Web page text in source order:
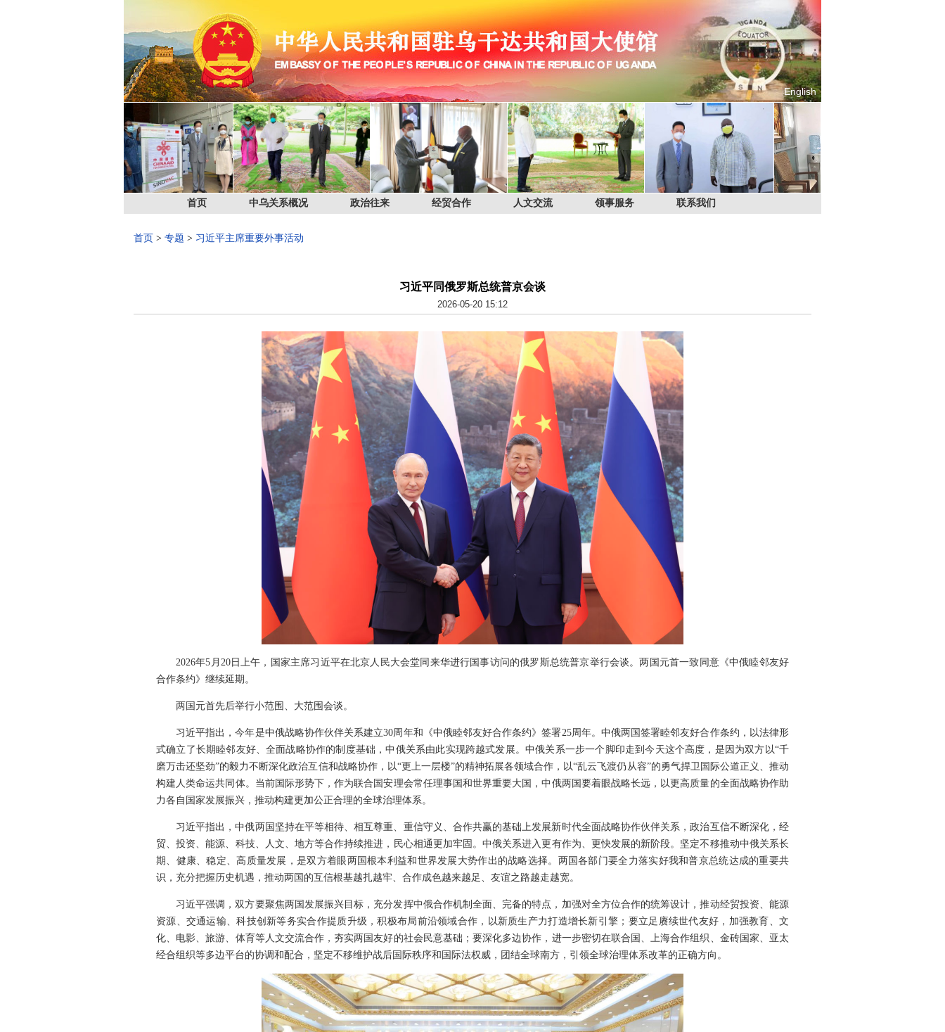
English
首页 中乌关系概况 政治往来 经贸合作 人文交流 领事服务 联系我们
首页 > 专题 > 习近平主席重要外事活动
习近平同俄罗斯总统普京会谈
2026-05-20 15:12
2026年5月20日上午，国家主席习近平在北京人民大会堂同来华进行国事访问的俄罗斯总统普京举行会谈。两国元首一致同意《中俄睦邻友好
合作条约》继续延期。
两国元首先后举行小范围、大范围会谈。
习近平指出，今年是中俄战略协作伙伴关系建立30周年和《中俄睦邻友好合作条约》签署25周年。中俄两国签署睦邻友好合作条约，以法律形
式确立了长期睦邻友好、全面战略协作的制度基础，中俄关系由此实现跨越式发展。中俄关系一步一个脚印走到今天这个高度，是因为双方以“千
磨万击还坚劲”的毅力不断深化政治互信和战略协作，以“更上一层楼”的精神拓展各领域合作，以“乱云飞渡仍从容”的勇气捍卫国际公道正义、推动
构建人类命运共同体。当前国际形势下，作为联合国安理会常任理事国和世界重要大国，中俄两国要着眼战略长远，以更高质量的全面战略协作助
力各自国家发展振兴，推动构建更加公正合理的全球治理体系。
习近平指出，中俄两国坚持在平等相待、相互尊重、重信守义、合作共赢的基础上发展新时代全面战略协作伙伴关系，政治互信不断深化，经
贸、投资、能源、科技、人文、地方等合作持续推进，民心相通更加牢固。中俄关系进入更有作为、更快发展的新阶段。坚定不移推动中俄关系长
期、健康、稳定、高质量发展，是双方着眼两国根本利益和世界发展大势作出的战略选择。两国各部门要全力落实好我和普京总统达成的重要共
识，充分把握历史机遇，推动两国的互信根基越扎越牢、合作成色越来越足、友谊之路越走越宽。
习近平强调，双方要聚焦两国发展振兴目标，充分发挥中俄合作机制全面、完备的特点，加强对全方位合作的统筹设计，推动经贸投资、能源
资源、交通运输、科技创新等务实合作提质升级，积极布局前沿领域合作，以新质生产力打造增长新引擎；要立足赓续世代友好，加强教育、文
化、电影、旅游、体育等人文交流合作，夯实两国友好的社会民意基础；要深化多边协作，进一步密切在联合国、上海合作组织、金砖国家、亚太
经合组织等多边平台的协调和配合，坚定不移维护战后国际秩序和国际法权威，团结全球南方，引领全球治理体系改革的正确方向。